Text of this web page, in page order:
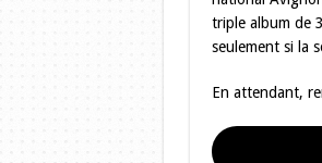
triple album de
seulement si la
En attendant,